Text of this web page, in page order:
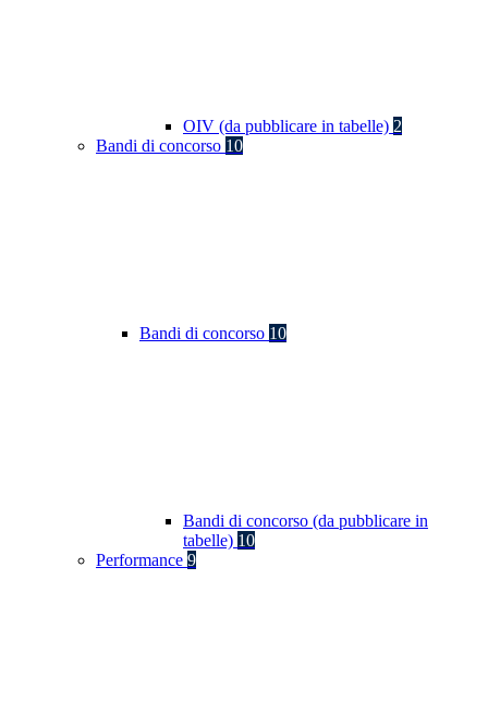
OIV (da pubblicare in tabelle) 2
Bandi di concorso 10
Bandi di concorso 10
Bandi di concorso (da pubblicare in
tabelle) 10
Performance 9